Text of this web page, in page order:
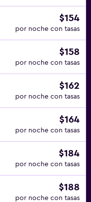
$154
por noche con tasas
$158
por noche con tasas
$162
por noche con tasas
$164
por noche con tasas
$184
por noche con tasas
$188
por noche con tasas